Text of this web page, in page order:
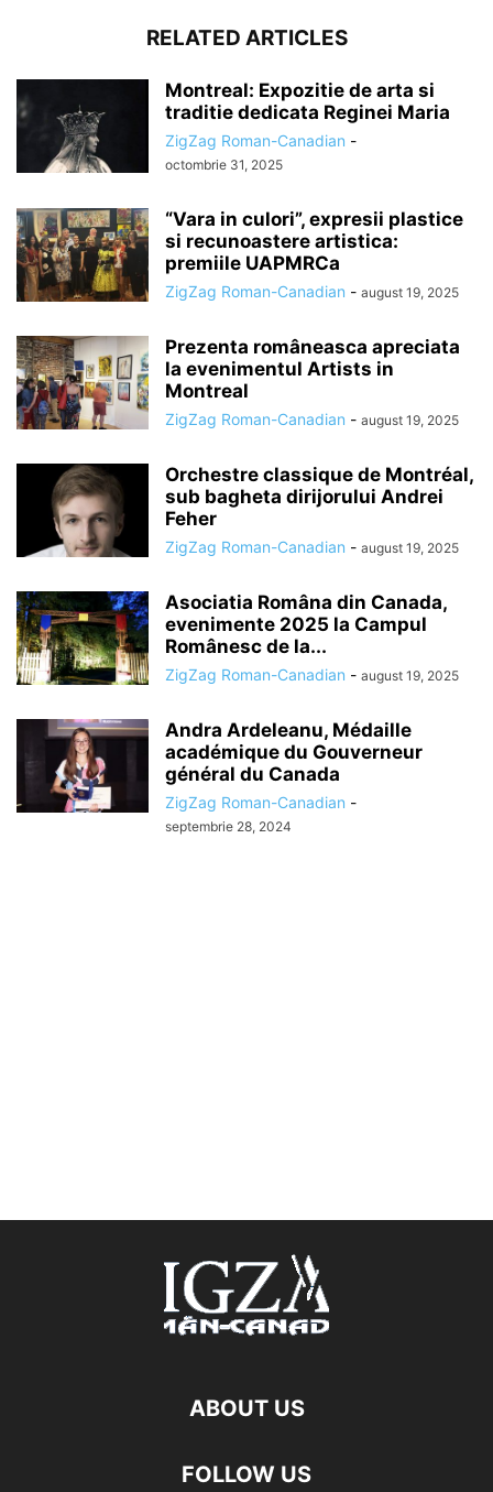
RELATED ARTICLES
Montreal: Expozitie de arta si
traditie dedicata Reginei Maria
ZigZag Roman-Canadian -
octombrie 31, 2025
“Vara in culori”, expresii plastice
si recunoastere artistica:
premiile UAPMRCa
ZigZag Roman-Canadian - august 19, 2025
Prezenta româneasca apreciata
la evenimentul Artists in
Montreal
ZigZag Roman-Canadian - august 19, 2025
Orchestre classique de Montréal,
sub bagheta dirijorului Andrei
Feher
ZigZag Roman-Canadian - august 19, 2025
Asociatia Româna din Canada,
evenimente 2025 la Campul
Românesc de la...
ZigZag Roman-Canadian - august 19, 2025
Andra Ardeleanu, Médaille
académique du Gouverneur
général du Canada
ZigZag Roman-Canadian -
septembrie 28, 2024
ABOUT US
FOLLOW US